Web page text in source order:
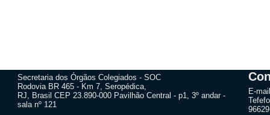
Secretaria dos Órgãos Colegiados - SOC
Rodovia BR 465 - Km 7, Seropédica,
RJ, Brasil CEP 23.890-000 Pavilhão Central - p1, 3º andar -
sala nº 121
E-